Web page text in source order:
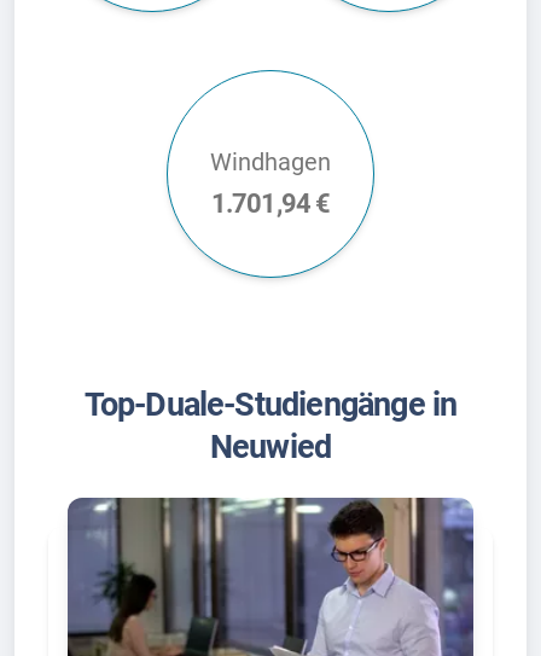
Windhagen
1.701,94 €
Top-Duale-Studiengänge in
Neuwied